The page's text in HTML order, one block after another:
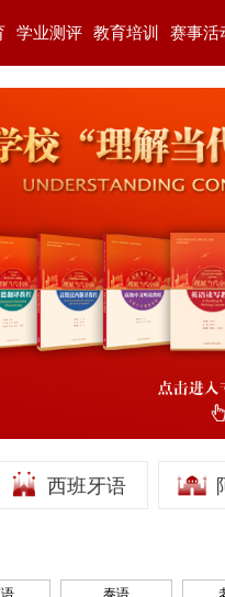
学业测评 教育培训 赛事活
西班牙语
泰语